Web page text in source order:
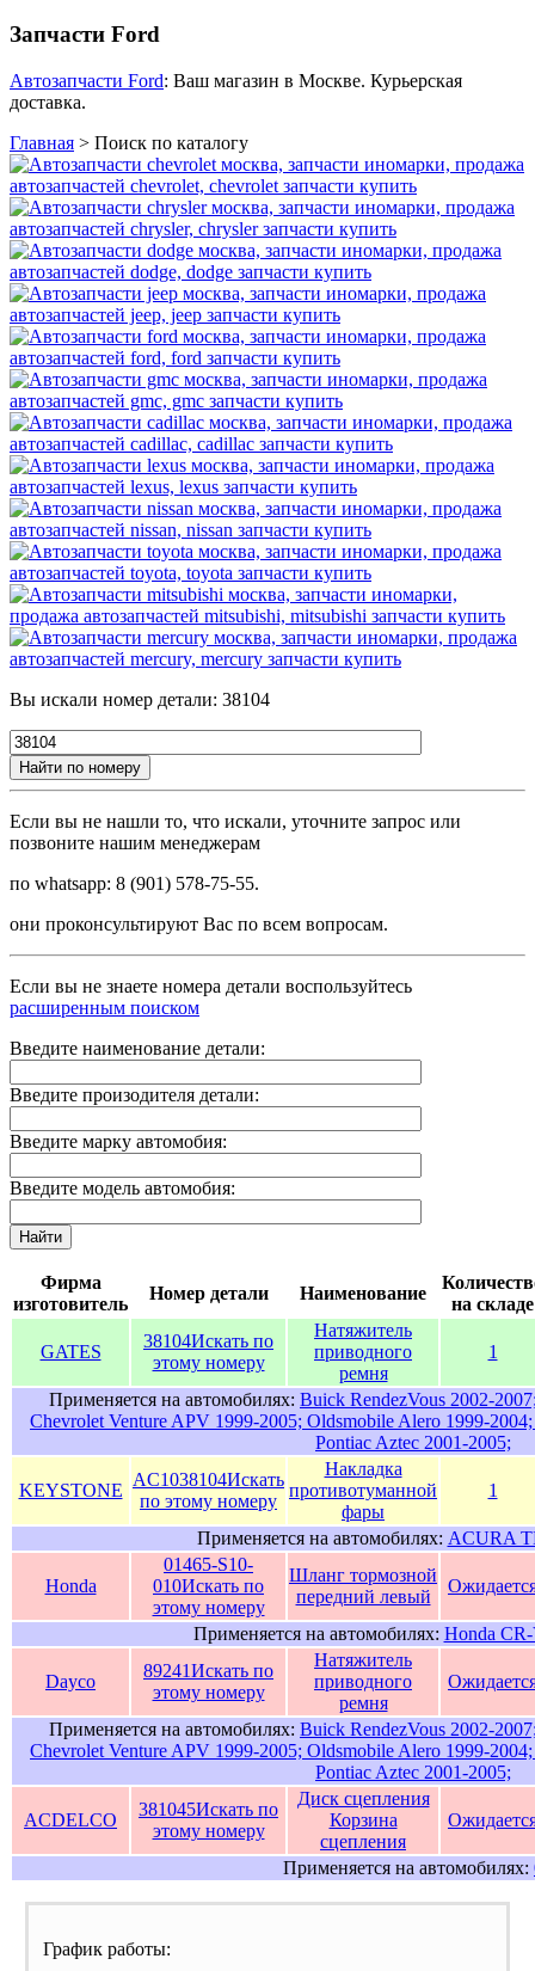
Запчасти Ford
Автозапчасти Ford: Ваш магазин в Москве. Курьерская
доставка.
Главная > Поиск по каталогу
Вы искали номер детали: 38104
Найти по номеру
Если вы не нашли то, что искали, уточните запрос или
позвоните нашим менеджерам
по whatsapp: 8 (901) 578-75-55.
они проконсультируют Вас по всем вопросам.
Если вы не знаете номера детали воспользуйтесь
расширенным поиском
Введите наименование детали:
Введите произодителя детали:
Введите марку автомобия:
Введите модель автомобия:
Найти
Фирма
изготовитель
Номер детали Наименование
на складе
GATES
38104Искать по
этому номеру
Натяжитель
приводного
ремня
1
Применяется на автомобилях: Buick RendezVous 2002-
Chevrolet Venture APV 1999-2005; Oldsmobile Alero 1999-
Pontiac Aztec 2001-2005;
KEYSTONE
AC1038104Искать
по этому номеру
Накладка
противотуманной
фары
1
Применяется на автомобилях: ACURA
Honda
01465-S10-
010Искать по
этому номеру
Шланг тормозной
передний левый
Применяется на автомобилях: Honda
Dayco
89241Искать по
этому номеру
Натяжитель
приводного
ремня
Применяется на автомобилях: Buick RendezVous 2002-
Chevrolet Venture APV 1999-2005; Oldsmobile Alero 1999-
Pontiac Aztec 2001-2005;
ACDELCO
381045Искать по
этому номеру
Диск сцепления
Корзина
сцепления
Применяется на автомобилях:
График работы: